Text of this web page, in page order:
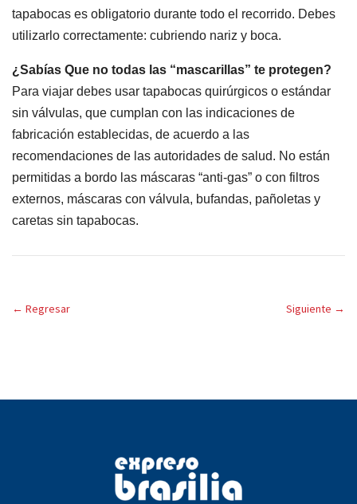
tapabocas es obligatorio durante todo el recorrido. Debes
utilizarlo correctamente: cubriendo nariz y boca.
¿Sabías Que no todas las “mascarillas” te protegen?
Para viajar debes usar tapabocas quirúrgicos o estándar
sin válvulas, que cumplan con las indicaciones de
fabricación establecidas, de acuerdo a las
recomendaciones de las autoridades de salud. No están
permitidas a bordo las máscaras “anti-gas” o con filtros
externos, máscaras con válvula, bufandas, pañoletas y
caretas sin tapabocas.
← Regresar Siguiente →